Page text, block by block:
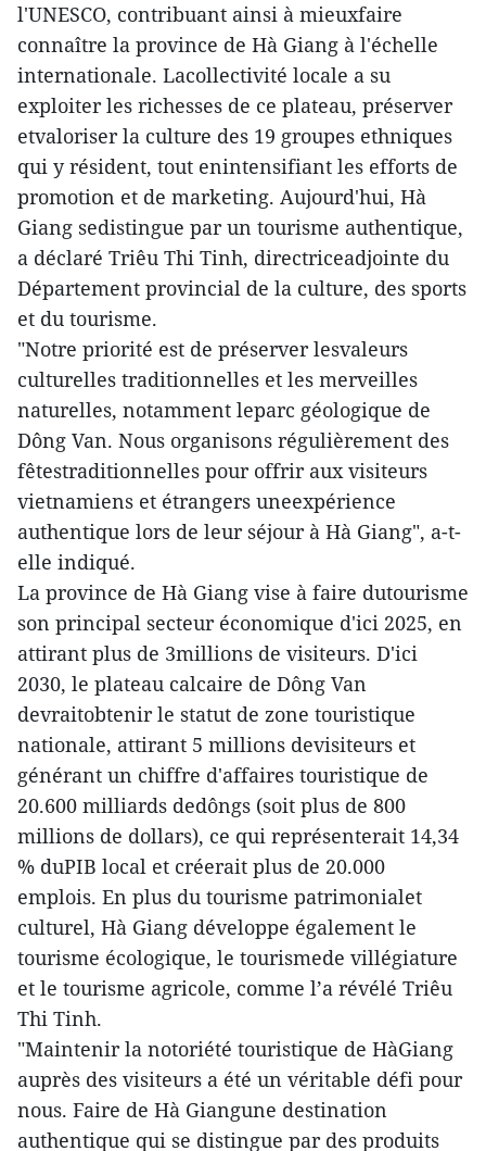
l'UNESCO, contribuant ainsi à mieuxfaire
connaître la province de Hà Giang à l'échelle
internationale. Lacollectivité locale a su
exploiter les richesses de ce plateau, préserver
etvaloriser la culture des 19 groupes ethniques
qui y résident, tout enintensifiant les efforts de
promotion et de marketing. Aujourd'hui, Hà
Giang sedistingue par un tourisme authentique,
a déclaré Triêu Thi Tinh, directriceadjointe du
Département provincial de la culture, des sports
et du tourisme.
"Notre priorité est de préserver lesvaleurs
culturelles traditionnelles et les merveilles
naturelles, notamment leparc géologique de
Dông Van. Nous organisons régulièrement des
fêtestraditionnelles pour offrir aux visiteurs
vietnamiens et étrangers uneexpérience
authentique lors de leur séjour à Hà Giang", a-t-
elle indiqué.
La province de Hà Giang vise à faire dutourisme
son principal secteur économique d'ici 2025, en
attirant plus de 3millions de visiteurs. D'ici
2030, le plateau calcaire de Dông Van
devraitobtenir le statut de zone touristique
nationale, attirant 5 millions devisiteurs et
générant un chiffre d'affaires touristique de
20.600 milliards dedôngs (soit plus de 800
millions de dollars), ce qui représenterait 14,34
% duPIB local et créerait plus de 20.000
emplois. En plus du tourisme patrimonialet
culturel, Hà Giang développe également le
tourisme écologique, le tourismede villégiature
et le tourisme agricole, comme l’a révélé Triêu
Thi Tinh.
"Maintenir la notoriété touristique de HàGiang
auprès des visiteurs a été un véritable défi pour
nous. Faire de Hà Giangune destination
authentique qui se distingue par des produits